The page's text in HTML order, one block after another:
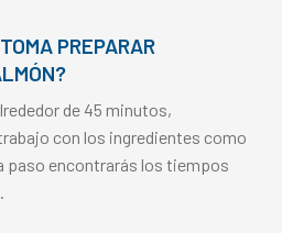
PREPARAR
de 45 minutos,
con los ingredientes como
paso encontrarás los tiempos